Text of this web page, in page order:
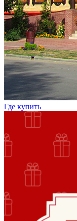
Где купить